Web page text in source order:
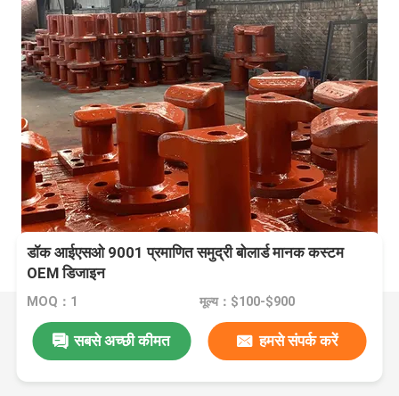
डॉक आईएसओ 9001 प्रमाणित समुद्री बोलार्ड मानक कस्टम
OEM डिजाइन
MOQ：1 मूल्य：$100-$900
सबसे अच्छी कीमत हमसे संपर्क करें